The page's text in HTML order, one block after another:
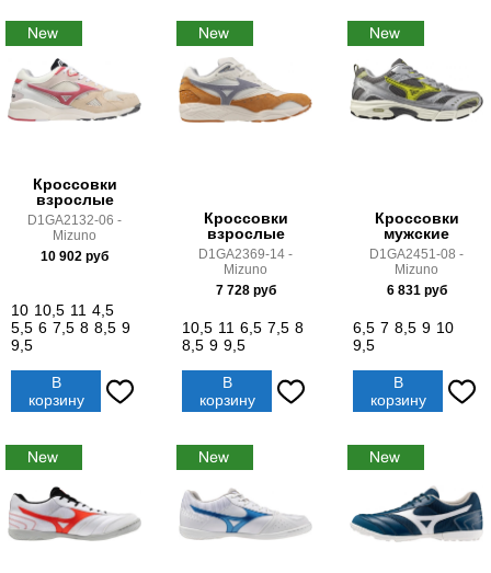
Кроссовки
взрослые
D1GA2132-06 -
Mizuno
10 902 руб
10 10,5 11 4,5
5,5 6 7,5 8 8,5 9
9,5
В
корзину
Кроссовки
взрослые
D1GA2369-14 -
Mizuno
7 728руб
10,5 11 6,5 7,5 8
8,5 9 9,5
В
корзину
Кроссовки
мужские
D1GA2451-08 -
Mizuno
6 831руб
6,5 7 8,5 9 10
9,5
В
корзину